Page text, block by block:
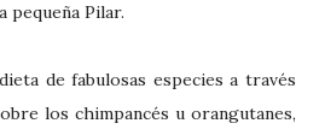
pequeña Pilar.
de fabulosas especies a través
los chimpancés u orangutanes,